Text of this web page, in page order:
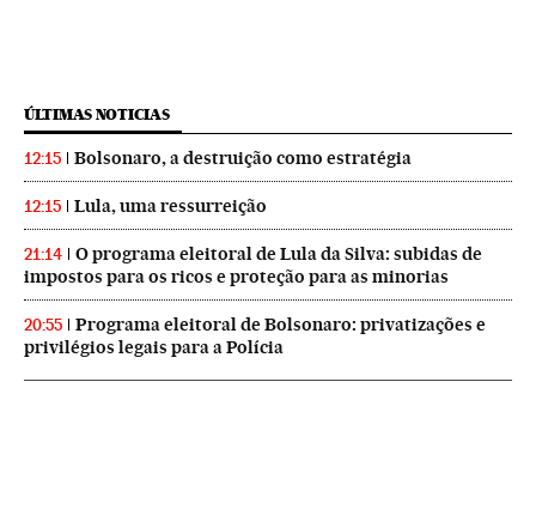
ÚLTIMAS NOTICIAS
12:15 Bolsonaro, a destruição como estratégia
12:15 Lula, uma ressurreição
21:14
O programa eleitoral de Lula da Silva: subidas de
impostos para os ricos e proteção para as minorias
20:55
Programa eleitoral de Bolsonaro: privatizações e
privilégios legais para a Polícia